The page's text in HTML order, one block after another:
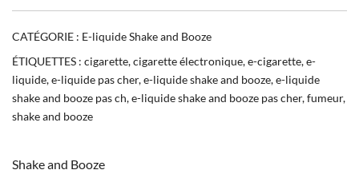
CATÉGORIE : E-liquide Shake and Booze
ÉTIQUETTES : cigarette,cigarette électronique,e-cigarette,e-
liquide,e-liquide pas cher,e-liquide shake and booze,e-liquide
shake and booze pas ch,e-liquide shake and booze pas cher,fumeur,
shake and booze
Shake and Booze